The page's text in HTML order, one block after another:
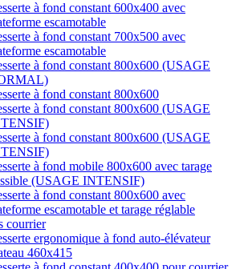
à fond constant 600x400 avec
escamotable
à fond constant 700x500 avec
escamotable
à fond constant 800x600 (USAGE
à fond constant 800x600
à fond constant 800x600 (USAGE
à fond constant 800x600 (USAGE
à fond mobile 800x600 avec tarage
(USAGE INTENSIF)
à fond constant 800x600 avec
escamotable et tarage réglable
courrier
ergonomique à fond auto-élévateur
460x415